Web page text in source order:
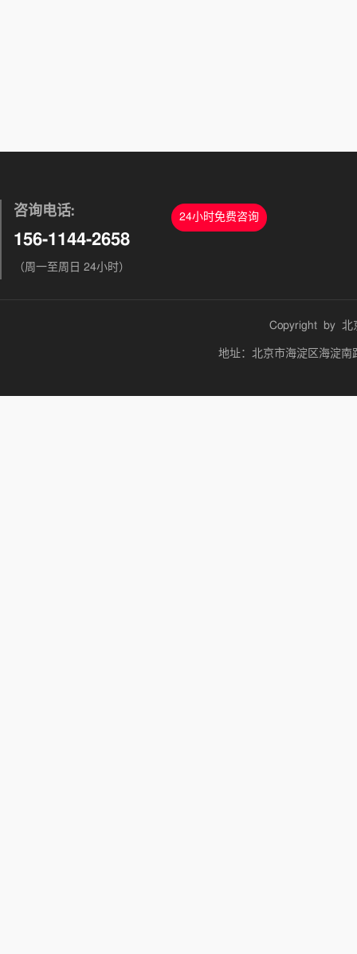
咨询电话:
156-1144-2658
（周一至周日 24小时）
24小时免费咨询
Copyright by 北
地址：北京市海淀区海淀